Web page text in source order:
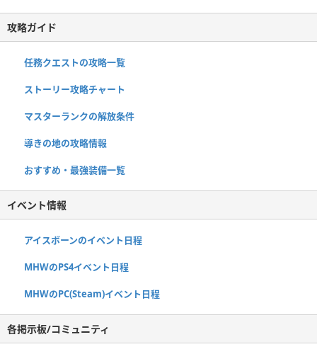
攻略ガイド
任務クエストの攻略一覧
ストーリー攻略チャート
マスターランクの解放条件
導きの地の攻略情報
おすすめ・最強装備一覧
イベント情報
アイスボーンのイベント日程
MHWのPS4イベント日程
MHWのPC(Steam)イベント日程
各掲示板/コミュニティ